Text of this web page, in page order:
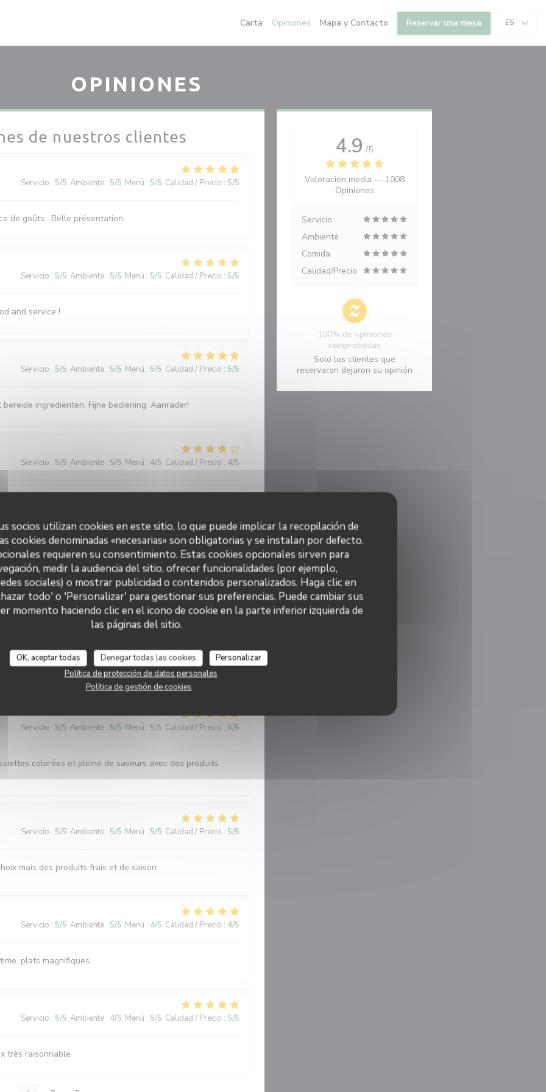
socios utilizan cookies en este sitio, lo que puede implicar la recopilación de
cookies denominadas «necesarias» son obligatorias y se instalan por defecto.
requieren su consentimiento. Estas cookies opcionales sirven para
medir la audiencia del sitio, ofrecer funcionalidades (por ejemplo,
sociales) o mostrar publicidad o contenidos personalizados. Haga clic en
todo' o 'Personalizar' para gestionar sus preferencias. Puede cambiar sus
momento haciendo clic en el icono de cookie en la parte inferior izquierda de
las páginas del sitio.
OK, aceptar todas Denegar todas las cookies
Personalizar
Política de protección de datos personales
Política de gestión de cookies
Carta Opiniones Mapa y Contacto Reservar una mesa ES
OPINIONES
de nuestros clientes
Servicio : 5/5 Ambiente : 5/5 Menú : 5/5 Calidad / Precio : 5/5
de goûts . Belle présentation.
Servicio : 5/5 Ambiente : 5/5 Menú : 5/5 Calidad / Precio : 5/5
and service !
Servicio : 5/5 Ambiente : 5/5 Menú : 5/5 Calidad / Precio : 5/5
ingrediënten. Fijne bediening. Aanrader!
Servicio : 5/5 Ambiente : 5/5 Menú : 4/5 Calidad / Precio : 4/5
surprise, plat simple et efficace, produit de qualité,
Servicio:5/5 Ambiente:5/5 Menú:5/5 Calidad / Precio:5/5
Tout les plats sont préparés avec précision et harmonie.
un univers original et tous les sens sont sollicités. Bravo !
/5 Ambiente:4/5 Menú: 5/5 Calidad / Precio
Servicio : 5/5 Ambiente : 5/5 Menú : 5/5 Calidad / Precio : 5/5
colorées et pleine de saveurs avec des produits
Servicio : 5/5 Ambiente : 5/5 Menú : 5/5 Calidad / Precio : 5/5
mais des produits frais et de saison.
Servicio : 5/5 Ambiente : 5/5 Menú : 4/5 Calidad / Precio : 4/5
plats magnifiques.
Servicio : 5/5 Ambiente : 4/5 Menú : 5/5 Calidad / Precio : 5/5
très raisonnable
4.9 /5
Valoración media — 1008
Opiniones
Servicio
Ambiente
Comida
Calidad/Precio
100% de opiniones
comprobadas
Solo los clientes que
reservaron dejaron su opinión